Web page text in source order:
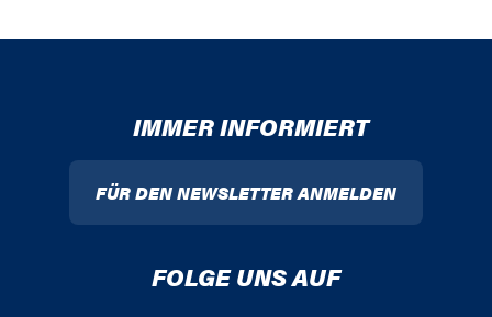
IMMER INFORMIERT
FÜR DEN NEWSLETTER ANMELDEN
FOLGE UNS AUF